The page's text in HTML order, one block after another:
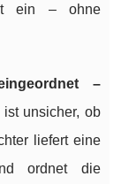
ein – ohne
–
ist unsicher, ob
liefert eine
ordnet die